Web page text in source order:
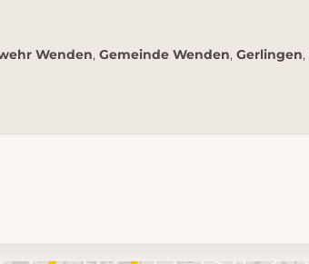
Wenden, Gemeinde Wenden, Gerlingen,